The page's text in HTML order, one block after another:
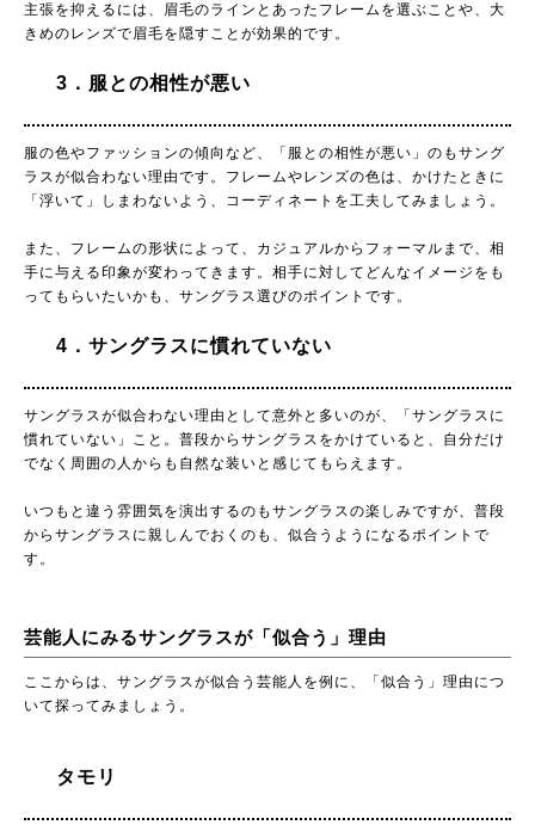
主張を抑えるには、眉毛のラインとあったフレームを選ぶことや、大
きめのレンズで眉毛を隠すことが効果的です。
3．服との相性が悪い
服の色やファッションの傾向など、「服との相性が悪い」のもサング
ラスが似合わない理由です。フレームやレンズの色は、かけたときに
「浮いて」しまわないよう、コーディネートを工夫してみましょう。
また、フレームの形状によって、カジュアルからフォーマルまで、相
手に与える印象が変わってきます。相手に対してどんなイメージをも
ってもらいたいかも、サングラス選びのポイントです。
4．サングラスに慣れていない
サングラスが似合わない理由として意外と多いのが、「サングラスに
慣れていない」こと。普段からサングラスをかけていると、自分だけ
でなく周囲の人からも自然な装いと感じてもらえます。
いつもと違う雰囲気を演出するのもサングラスの楽しみですが、普段
からサングラスに親しんでおくのも、似合うようになるポイントで
す。
芸能人にみるサングラスが「似合う」理由
ここからは、サングラスが似合う芸能人を例に、「似合う」理由につ
いて探ってみましょう。
タモリ